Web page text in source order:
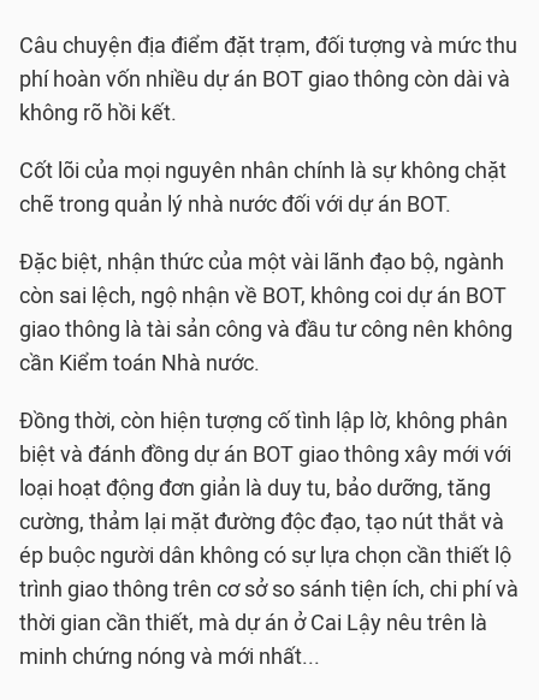
Câu chuyện địa điểm đặt trạm, đối tượng và mức thu
phí hoàn vốn nhiều dự án BOT giao thông còn dài và
không rõ hồi kết.
Cốt lõi của mọi nguyên nhân chính là sự không chặt
chẽ trong quản lý nhà nước đối với dự án BOT.
Đặc biệt, nhận thức của một vài lãnh đạo bộ, ngành
còn sai lệch, ngộ nhận về BOT, không coi dự án BOT
giao thông là tài sản công và đầu tư công nên không
cần Kiểm toán Nhà nước.
Đồng thời, còn hiện tượng cố tình lập lờ, không phân
biệt và đánh đồng dự án BOT giao thông xây mới với
loại hoạt động đơn giản là duy tu, bảo dưỡng, tăng
cường, thảm lại mặt đường độc đạo, tạo nút thắt và
ép buộc người dân không có sự lựa chọn cần thiết lộ
trình giao thông trên cơ sở so sánh tiện ích, chi phí và
thời gian cần thiết, mà dự án ở Cai Lậy nêu trên là
minh chứng nóng và mới nhất...